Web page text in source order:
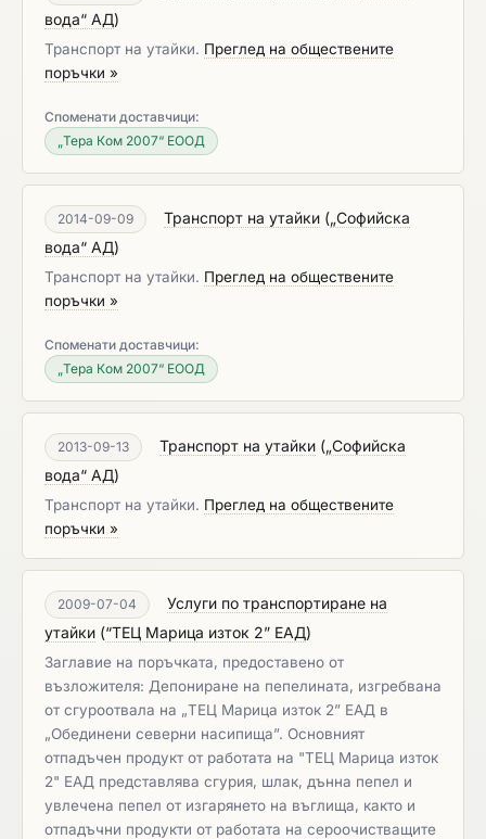
вода“ АД)
Транспорт на утайки. Преглед на обществените
поръчки »
Споменати доставчици:
„Тера Ком 2007“ ЕООД
2014-09-09 Транспорт на утайки („Софийска
вода“ АД)
Транспорт на утайки. Преглед на обществените
поръчки »
Споменати доставчици:
„Тера Ком 2007“ ЕООД
2013-09-13 Транспорт на утайки („Софийска
вода“ АД)
Транспорт на утайки. Преглед на обществените
поръчки »
2009-07-04
Услуги по транспортиране на
утайки (“ТЕЦ Марица изток 2” ЕАД)
Заглавие на поръчката, предоставено от
възложителя: Депониране на пепелината, изгребвана
от сгуроотвала на „ТЕЦ Марица изток 2” ЕАД в
„Обединени северни насипища”. Основният
отпадъчен продукт от работата на "ТЕЦ Марица изток
2" ЕАД представлява сгурия, шлак, дънна пепел и
увлечена пепел от изгарянето на въглища, както и
отпадъчни продукти от работата на сероочистващите